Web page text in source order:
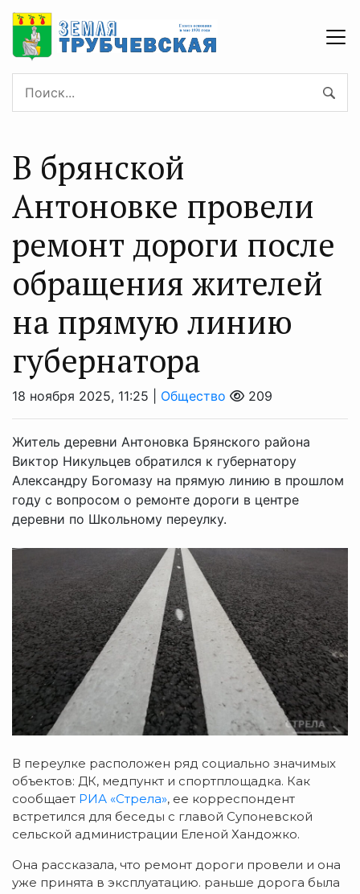
В брянской
Антоновке провели
ремонт дороги после
обращения жителей
на прямую линию
губернатора
18 ноября 2025, 11:25 | Общество 209
Житель деревни Антоновка Брянского района
Виктор Никульцев обратился к губернатору
Александру Богомазу на прямую линию в прошлом
году с вопросом о ремонте дороги в центре
деревни по Школьному переулку.
В переулке расположен ряд социально значимых
объектов: ДК, медпункт и спортплощадка. Как
сообщает РИА «Стрела», ее корреспондент
встретился для беседы с главой Супоневской
сельской администрации Еленой Хандожко.
Она рассказала, что ремонт дороги провели и она
уже принята в эксплуатацию. раньше дорога была